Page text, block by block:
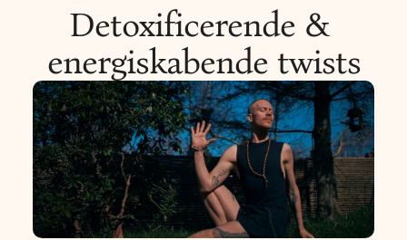
Detoxificerende &
energiskabende twists